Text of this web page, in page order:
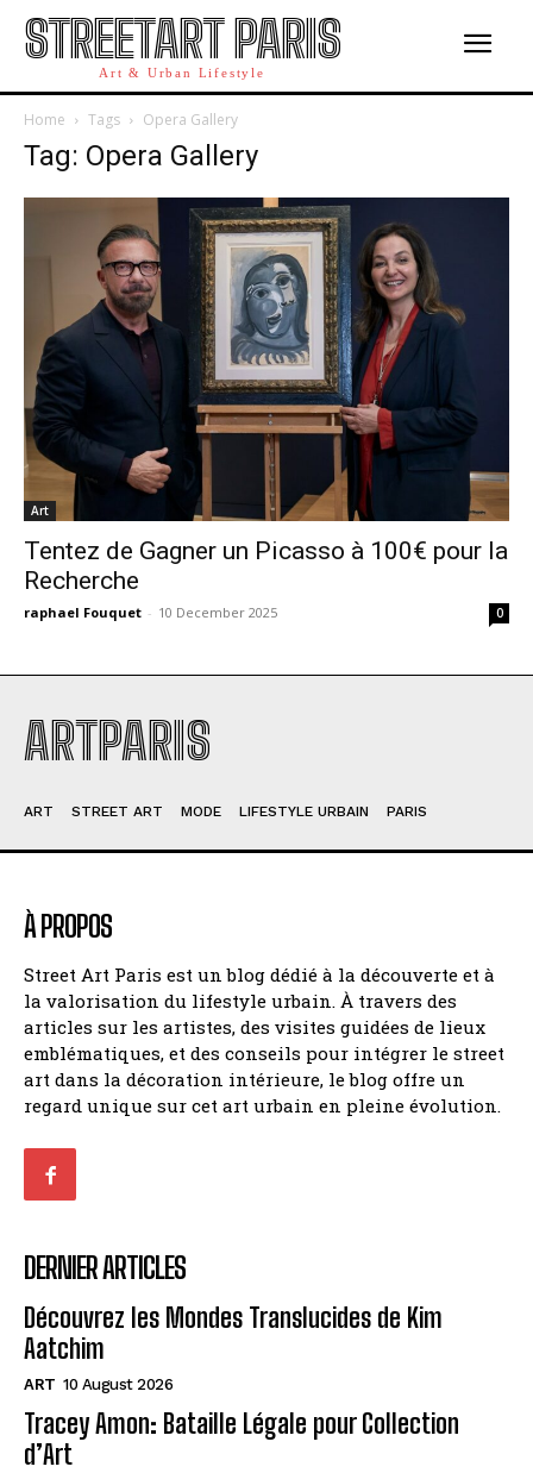
STREETART PARIS
Art & Urban Lifestyle
Home Tags Opera Gallery
Tag: Opera Gallery
Art
Tentez de Gagner un Picasso à 100€ pour la
Recherche
raphael Fouquet - 10 December 2025 0
ARTPARIS
ART STREET ART MODE LIFESTYLE URBAIN PARIS
À PROPOS
Street Art Paris est un blog dédié à la découverte et à
la valorisation du lifestyle urbain. À travers des
articles sur les artistes, des visites guidées de lieux
emblématiques, et des conseils pour intégrer le street
art dans la décoration intérieure, le blog offre un
regard unique sur cet art urbain en pleine évolution.
DERNIER ARTICLES
Découvrez les Mondes Translucides de Kim
Aatchim
ART 10 August 2026
Tracey Amon: Bataille Légale pour Collection
d’Art